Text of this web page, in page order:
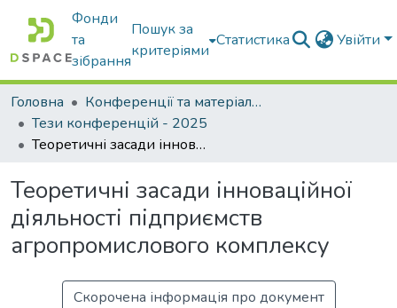
Фонди
та
зібрання
Пошук за
критеріями
Статистика Увійти
Головна
Конференції та матеріали конференцій
Тези конференцій - 2025
Теоретичні засади інноваційної діяльності підприємств агропромислового комплексу
Теоретичні засади інноваційної
діяльності підприємств
агропромислового комплексу
Скорочена інформація про документ